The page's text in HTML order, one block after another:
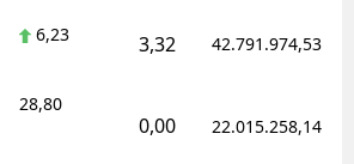
6,23 3,32 42.791.974,53
28,80
0,00 22.015.258,14